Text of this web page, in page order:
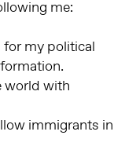
me:
for my political
world with
immigrants in